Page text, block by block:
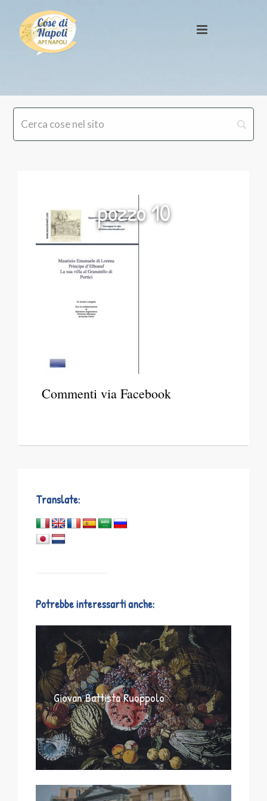
pozzo 10
Commenti via Facebook
Translate:
Potrebbe interessarti anche:
Giovan Battista Ruoppolo